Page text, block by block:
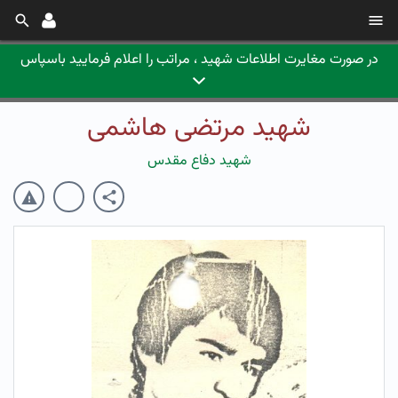
در صورت مغایرت اطلاعات شهید ، مراتب را اعلام فرمایید باسپاس
شهید مرتضی هاشمی
شهید دفاع مقدس